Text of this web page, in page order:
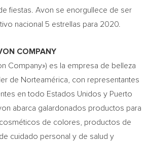
fiestas. Avon se enorgullece de ser
nacional 5 estrellas para 2020.
COMPANY
Company») es la empresa de belleza
de Norteamérica, con representantes
en todo Estados Unidos y Puerto
abarca galardonados productos para
de colores, productos de
cuidado personal y de salud y